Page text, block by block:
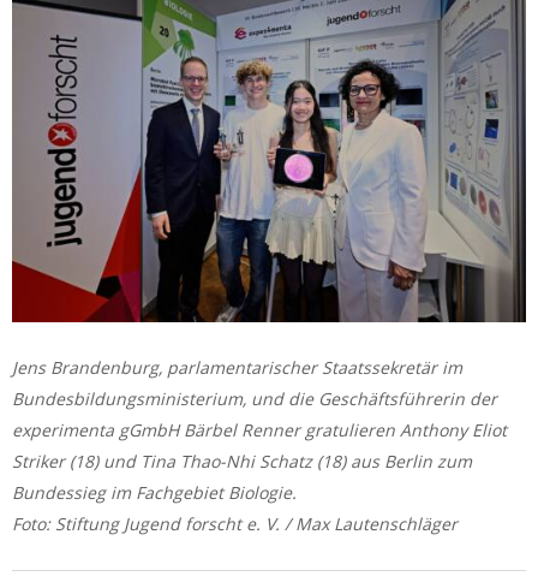
Jens Brandenburg, parlamentarischer Staatssekretär im
Bundesbildungsministerium, und die Geschäftsführerin der
experimenta gGmbH Bärbel Renner gratulieren Anthony Eliot
Striker (18) und Tina Thao-Nhi Schatz (18) aus Berlin zum
Bundessieg im Fachgebiet Biologie.
Foto: Stiftung Jugend forscht e. V. / Max Lautenschläger